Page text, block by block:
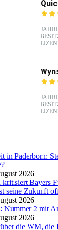
in Paderborn:
2026
kritisiert Bayers
seine Zukunft
2026
Nummer 2 mit
2026
die WM, die